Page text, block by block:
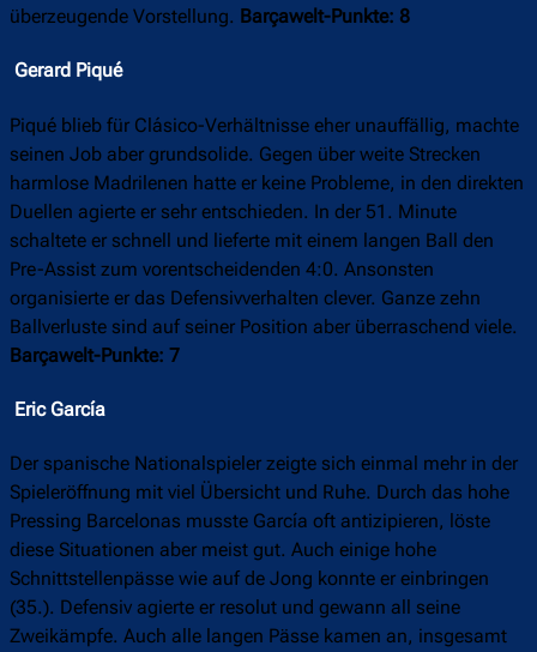
überzeugende Vorstellung. Barçawelt-Punkte: 8
Gerard Piqué
Piqué blieb für Clásico-Verhältnisse eher unauffällig, machte
seinen Job aber grundsolide. Gegen über weite Strecken
harmlose Madrilenen hatte er keine Probleme, in den direkten
Duellen agierte er sehr entschieden. In der 51. Minute
schaltete er schnell und lieferte mit einem langen Ball den
Pre-Assist zum vorentscheidenden 4:0. Ansonsten
organisierte er das Defensivverhalten clever. Ganze zehn
Ballverluste sind auf seiner Position aber überraschend viele.
Barçawelt-Punkte: 7
Eric García
Der spanische Nationalspieler zeigte sich einmal mehr in der
Spieleröffnung mit viel Übersicht und Ruhe. Durch das hohe
Pressing Barcelonas musste García oft antizipieren, löste
diese Situationen aber meist gut. Auch einige hohe
Schnittstellenpässe wie auf de Jong konnte er einbringen
(35.). Defensiv agierte er resolut und gewann all seine
Zweikämpfe. Auch alle langen Pässe kamen an, insgesamt